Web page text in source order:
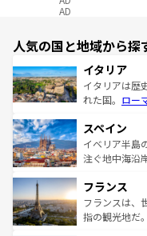
AD
人気の国と地域から探
イタリア
イタリアは歴
れた国。 ロー
ろん、トスカ
景など、自然
ピザやパスタ
ませてくれる
なお、新着の
しい。
スペイン
イベリア半島
注ぐ地中海沿
文化が根付く
れる闘牛、そ
る。首都マド
フランス
フランスは、
指の観光地だ